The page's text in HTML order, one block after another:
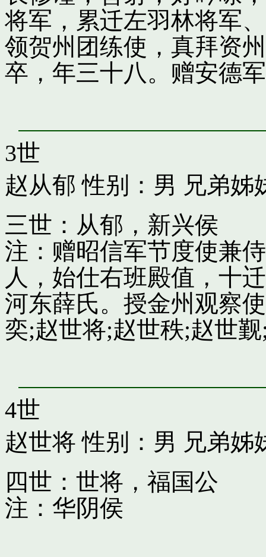
将军，累迁左羽林将军
领贺州团练使，真拜资
卒，年三十八。赠安德
3世
赵从郁 性别：男 兄弟姊
三世：从郁，新兴侯
注：赠昭信军节度使兼
人，始仕右班殿值，十
河东薛氏。授金州观察
奕;赵世将;赵世秩;赵世
4世
赵世将 性别：男 兄弟姊
四世：世将，福国公
注：华阴侯